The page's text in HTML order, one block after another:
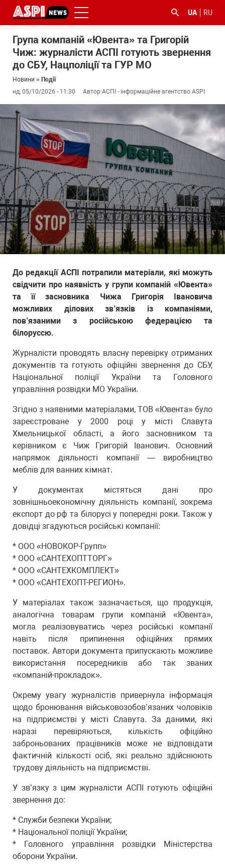
UA RU
Група компаній «Ювента» та Григорій
Чиж: журналісти АСПІ готують звернення
до СБУ, Нацполіції та ГУР МО
Новини » Події
нд, 05/10/2026 - 11:30
Автор:АСПІ - інформаційне агентство ASPI
До редакції АСПІ потрапили матеріали, які можуть
свідчити про наявність у групи компаній «Ювента»
та її засновника Чижа Григорія Івановича
можливих ділових зв’язків із компаніями,
пов’язаними з російською федерацією та
білоруссю.
Журналісти проводять власну перевірку отриманих
документів та готують офіційні звернення до СБУ,
Національної поліції України та Головного
управління розвідки МО України.
Згідно з наявними матеріалами, ТОВ «Ювента» було
зареєстроване у 2000 році у місті Славута
Хмельницької області, а його засновником та
керівником є Чиж Григорій Іванович. Основний
напрямок діяльності компанії — виробництво
меблів для ванних кімнат.
У документах містяться дані про
зовнішньоекономічну діяльність компанії, зокрема
експорт до рф та білорусі у попередні роки. Також у
довідці згадуються російські компанії:
* ООО «НОВОКОР-Групп»
* ООО «САНТЕХОПТТОРГ»
* ООО «САНТЕХКОМПЛЕКТ»
* ООО «САНТЕХОПТ-РЕГИОН».
У матеріалах також зазначається, що продукція,
аналогічна товарам групи компаній «Ювента»,
могла реалізовуватись через російські компанії
навіть після припинення офіційних прямих
поставок. Автори документа припускають можливе
використання посередників або так званих
«компаній-прокладок».
Окрему увагу журналістів привернула інформація
щодо бронювання військовозобов’язаних чоловіків
на підприємстві у місті Славута. За даними, які
наразі перевіряються, кількість офіційно
заброньованих працівників може не відповідати
фактичній кількості осіб, які реально здійснюють
трудову діяльність на підприємстві.
У зв’язку з цим журналісти АСПІ готують офіційні
звернення до:
* Служби безпеки України;
* Національної поліції України;
* Головного управління розвідки Міністерства
оборони України.
#ООС
з
корупцією
#ДФС #Київ #коронавірус